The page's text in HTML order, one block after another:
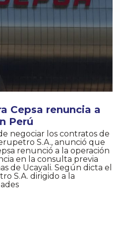
Cepsa renuncia a
Perú
negociar los contratos de
S.A., anunció que
renunció a la operación
en la consulta previa
de Ucayali. Según dicta el
S.A. dirigido a la